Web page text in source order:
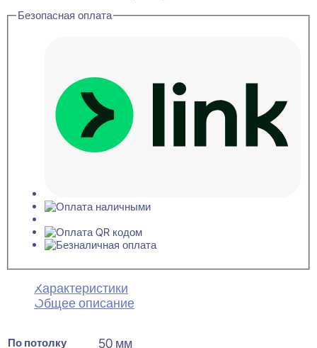
Карниз
Безопасная оплата
Характеристики
Общее описание
По потолку 50 мм